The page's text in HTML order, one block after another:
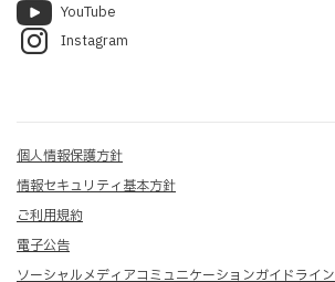
YouTube
Instagram
個人情報保護方針
情報セキュリティ基本方針
ご利用規約
電子公告
ソーシャルメディアコミュニケーションガイドライン